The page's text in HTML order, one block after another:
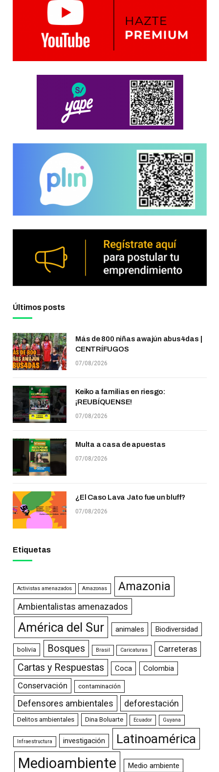
Últimos posts
Más de 800 niñas awajún abus4das |
CENTRÍFUGOS
07/08/2026
Keiko a familias en riesgo:
¡REUBÍQUENSE!
07/08/2026
Multa a casa de apuestas
07/08/2026
¿El Caso Lava Jato fue un bluff?
07/08/2026
Etiquetas
Activistas amenazados Amazonas Amazonia
Ambientalistas amenazados
América del Sur animales Biodiversidad
bolivia Bosques Brasil Caricaturas Carreteras
Cartas y Respuestas Coca Colombia
Conservación contaminación
Defensores ambientales deforestación
Delitos ambientales Dina Boluarte Ecuador Guyana
Infraestructura investigación Latinoamérica
Medioambiente Medio ambiente